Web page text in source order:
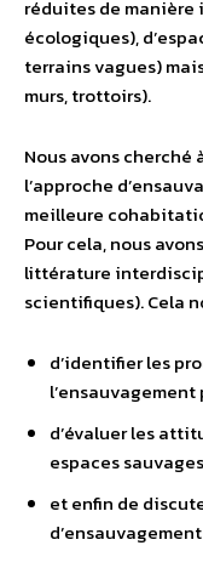
réduites de
écologiques),
terrains vagues)
murs, trottoirs).
Nous avons
l’approche
meilleure
Pour cela, nous
littérature
scientifiques). Cela
d’identifier les
d’évaluer les
espaces
et enfin de